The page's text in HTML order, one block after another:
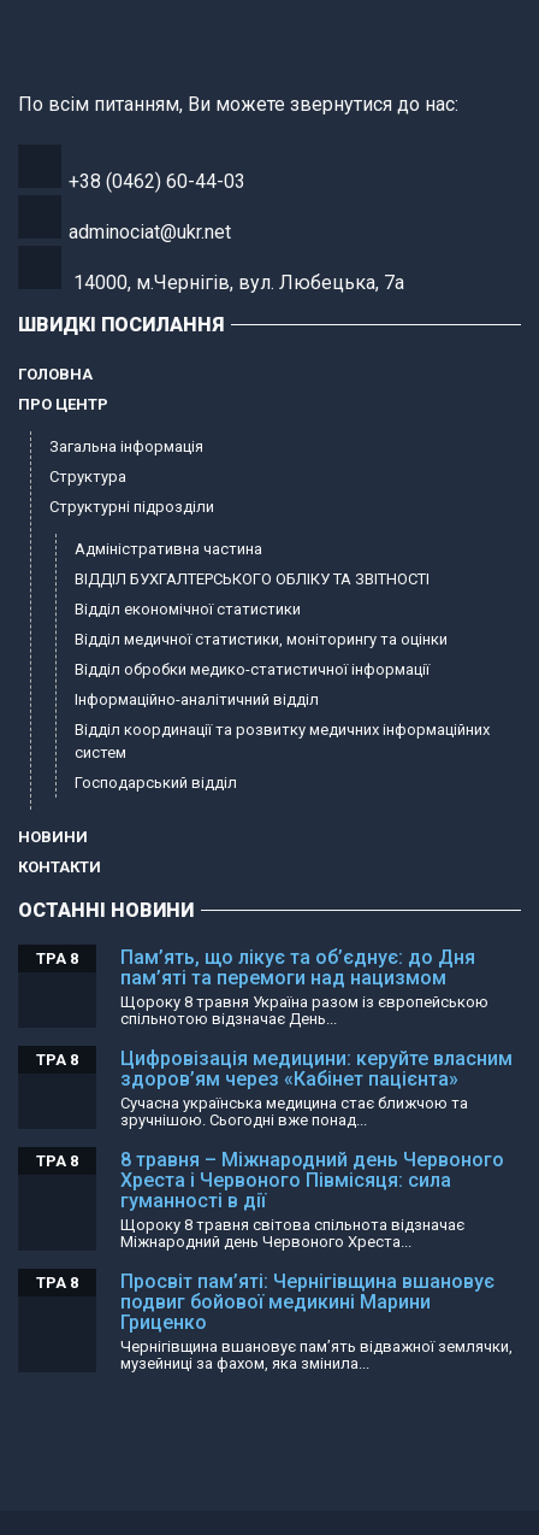
По всім питанням, Ви можете звернутися до нас:
+38 (0462) 60-44-03
adminociat@ukr.net
14000, м.Чернігів, вул. Любецька, 7а
ШВИДКІ ПОСИЛАННЯ
ГОЛОВНА
ПРО ЦЕНТР
Загальна інформація
Структура
Структурні підрозділи
Адміністративна частина
ВІДДІЛ БУХГАЛТЕРСЬКОГО ОБЛІКУ ТА ЗВІТНОСТІ
Відділ економічної статистики
Відділ медичної статистики, моніторингу та оцінки
Відділ обробки медико-статистичної інформації
Інформаційно-аналітичний відділ
Відділ координації та розвитку медичних інформаційних
систем
Господарський відділ
НОВИНИ
КОНТАКТИ
ОСТАННІ НОВИНИ
Пам’ять, що лікує та об’єднує: до Дня
пам’яті та перемоги над нацизмом
ТРА 8
Щороку 8 травня Україна разом із європейською
спільнотою відзначає День...
Цифровізація медицини: керуйте власним
здоров’ям через «Кабінет пацієнта»
ТРА 8
Сучасна українська медицина стає ближчою та
зручнішою. Сьогодні вже понад...
8 травня – Міжнародний день Червоного
Хреста і Червоного Півмісяця: сила
гуманності в дії
ТРА 8
Щороку 8 травня світова спільнота відзначає
Міжнародний день Червоного Хреста...
Просвіт пам’яті: Чернігівщина вшановує
подвиг бойової медикині Марини
Гриценко
ТРА 8
Чернігівщина вшановує пам’ять відважної землячки,
музейниці за фахом, яка змінила...